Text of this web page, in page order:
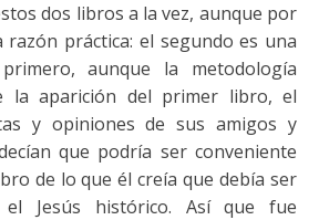
dos libros a la vez, aunque por
práctica: el segundo es una
aunque la metodología
la aparición del primer libro, el
y opiniones de sus amigos y
que podría ser conveniente
de lo que él creía que debía ser
Jesús histórico. Así que fue